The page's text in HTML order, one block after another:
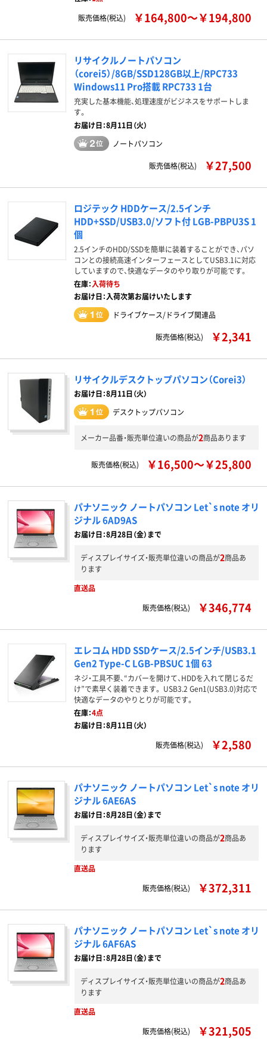
販売価格(税込)
￥164,800～￥194,800
リサイクルノートパソコン
（corei5）/8GB/SSD128GB以上/RPC733
Windows11 Pro搭載 RPC733 1台
充実した基本機能、処理速度がビジネスをサポートしま
す。
お届け日：8月11日（火）
ノートパソコン
販売価格(税込) ￥27,500
ロジテック HDDケース/2.5インチ
HDD+SSD/USB3.0/ソフト付 LGB-PBPU3S 1
個
2.5インチのHDD/SSDを簡単に装着することができ、パソ
コンとの接続高速インターフェースとしてUSB3.1に対応
していますので、快適なデータのやり取りが可能です。
在庫：入荷待ち
お届け日：入荷次第お届けいたします
ドライブケース/ドライブ関連品
販売価格(税込) ￥2,341
リサイクルデスクトップパソコン（Corei3）
お届け日：8月11日（火）
デスクトップパソコン
メーカー品番・販売単位違いの商品が2商品あります
販売価格(税込) ￥16,500～￥25,800
パナソニック ノートパソコン Let`s note オリ
ジナル 6AD9AS
お届け日：8月28日（金）まで
ディスプレイサイズ・販売単位違いの商品が2商品あ
ります
直送品
販売価格(税込)
￥346,774
エレコム HDD SSDケース/2.5インチ/USB3.1
Gen2 Type-C LGB-PBSUC 1個 63
ネジ・工具不要、“カバーを開けて、HDDを入れて閉じるだ
け”で素早く装着できます。 USB3.2 Gen1(USB3.0)対応で
快適なデータのやりとりが可能です。
在庫：4点
お届け日：8月11日（火）
販売価格(税込)
￥2,580
パナソニック ノートパソコン Let`s note オリ
ジナル 6AE6AS
お届け日：8月28日（金）まで
ディスプレイサイズ・販売単位違いの商品が2商品あ
ります
直送品
販売価格(税込)
￥372,311
パナソニック ノートパソコン Let`s note オリ
ジナル 6AF6AS
お届け日：8月28日（金）まで
ディスプレイサイズ・販売単位違いの商品が2商品あ
ります
直送品
販売価格(税込)
￥321,505